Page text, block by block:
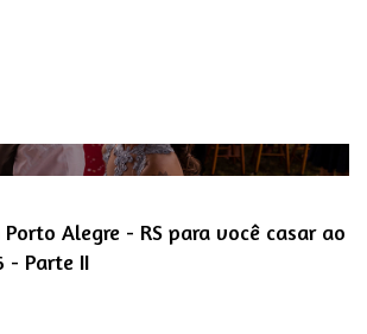
Porto Alegre - RS para você casar ao
- Parte II